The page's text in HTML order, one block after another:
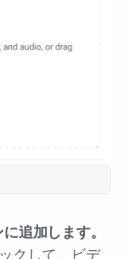
追加します。
クして、ビデ